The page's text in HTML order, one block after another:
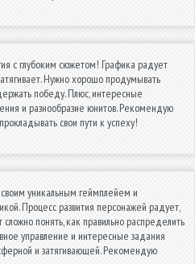
с глубоким сюжетом! Графика радует
Нужно хорошо продумывать
победу. Плюс, интересные
и разнообразие юнитов. Рекомендую
свои пути к успеху!
уникальным геймплейем и
Процесс развития персонажей радует,
понять, как правильно распределить
управление и интересные задания
и затягивающей. Рекомендую